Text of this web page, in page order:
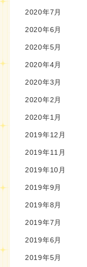
2020年7月
2020年6月
2020年5月
2020年4月
2020年3月
2020年2月
2020年1月
2019年12月
2019年11月
2019年10月
2019年9月
2019年8月
2019年7月
2019年6月
2019年5月